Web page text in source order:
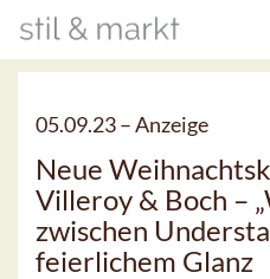
05.09.23 –Anzeige
Neue
Villeroy & Boch –
zwischen
feierlichem Glanz